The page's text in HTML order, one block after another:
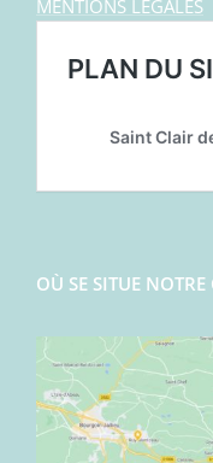
MENTIONS LEGALES
OÙ SE SITUE